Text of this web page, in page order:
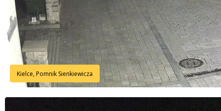
Kielce, Pomnik Sienkiewicza